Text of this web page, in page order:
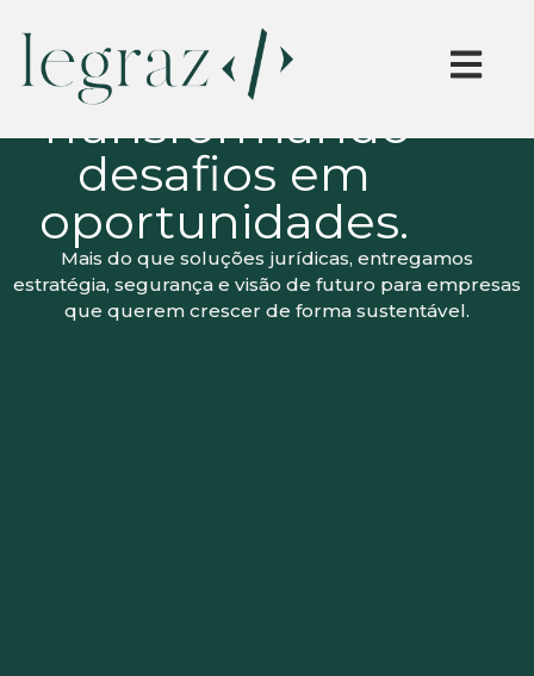
Transformando
desafios em
oportunidades.
Mais do que soluções jurídicas, entregamos
estratégia, segurança e visão de futuro para empresas
que querem crescer de forma sustentável.